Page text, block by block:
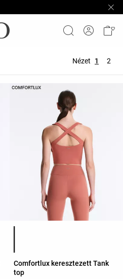
Nézet 1 2
Comfortlux keresztezett Tank
top